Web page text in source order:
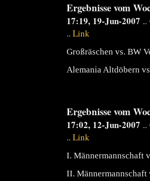
Ergebnisse vom
17:19, 19-Jun-2007 ..
.. Link
Großräschen vs. BW
Alemania Altdöbern
Ergebnisse vom
17:02, 12-Jun-2007 ..
.. Link
I. Männermannschaft
II.